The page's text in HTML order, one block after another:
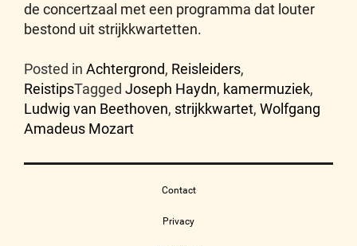
de concertzaal met een programma dat louter
bestond uit strijkkwartetten.
Posted in Achtergrond, Reisleiders,
ReistipsTagged Joseph Haydn, kamermuziek,
Ludwig van Beethoven, strijkkwartet, Wolfgang
Amadeus Mozart
Contact
Privacy